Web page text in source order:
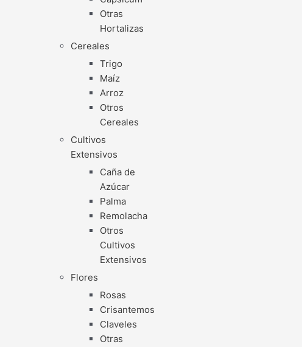
Otras
Hortalizas
Cereales
Trigo
Maíz
Arroz
Otros
Cereales
Cultivos
Extensivos
Caña de
Azúcar
Palma
Remolacha
Otros
Cultivos
Extensivos
Flores
Rosas
Crisantemos
Claveles
Otras